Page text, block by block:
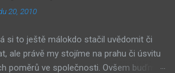
20, 2010
si to ještě málokdo stačil uvědomit či
ale právě my stojíme na prahu či úsvitu
poměrů ve společnosti. Ovšem buďme